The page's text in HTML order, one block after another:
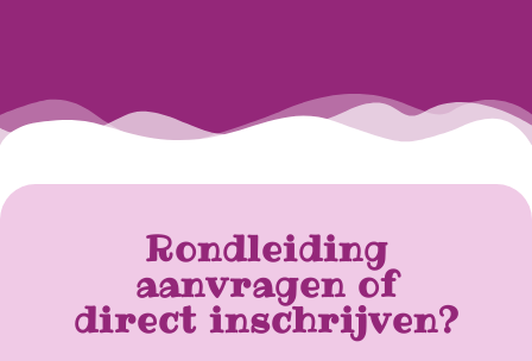
Rondleiding
aanvragen of
direct inschrijven?